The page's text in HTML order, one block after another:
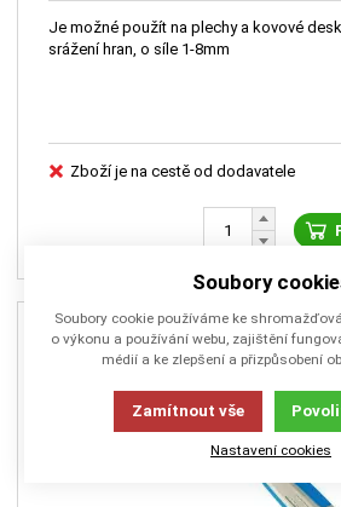
Je možné použít na plechy a kovové
srážení hran, o síle 1-8mm
Zboží je na cestě od dodavatele
Soubory
Soubory cookie používáme ke
o výkonu a používání webu, zajištění
médií a ke zlepšení a přizpůsobení
Zamítnout vše
Nastavení cookies